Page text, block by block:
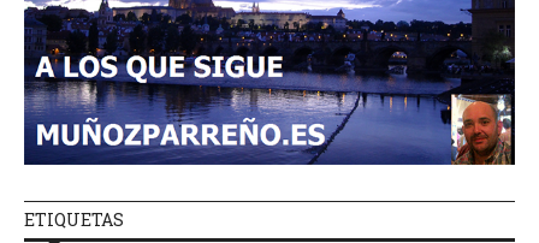
ETIQUETAS